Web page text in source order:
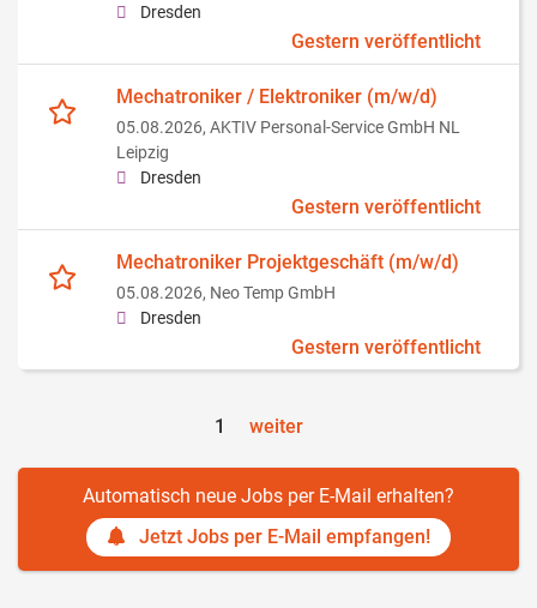
Dresden
Gestern veröffentlicht
Mechatroniker / Elektroniker (m/w/d)
05.08.2026, AKTIV Personal-Service GmbH NL
Leipzig
Dresden
Gestern veröffentlicht
Mechatroniker Projektgeschäft (m/w/d)
05.08.2026, Neo Temp GmbH
Dresden
Gestern veröffentlicht
1 weiter
Automatisch neue Jobs per E-Mail erhalten?
Jetzt Jobs per E-Mail empfangen!